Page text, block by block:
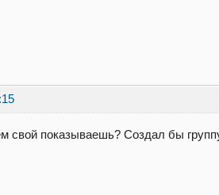
свой показываешь? Создал бы